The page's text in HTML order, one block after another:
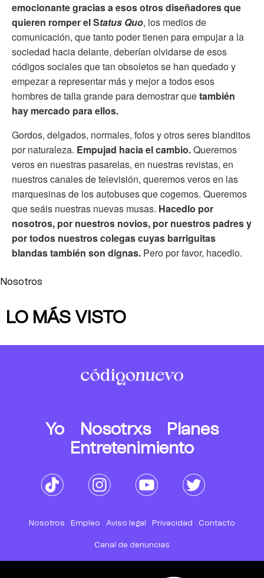
emocionante gracias a esos otros diseñadores que
quieren romper el Status Quo, los medios de
comunicación, que tanto poder tienen para empujar a la
sociedad hacia delante, deberían olvidarse de esos
códigos sociales que tan obsoletos se han quedado y
empezar a representar más y mejor a todos esos
hombres de talla grande para demostrar quetambién
hay mercado para ellos.
Gordos, delgados, normales, fofos y otros seres blanditos
por naturaleza. Empujad hacia el cambio.Queremos
veros en nuestras pasarelas, en nuestras revistas, en
nuestros canales de televisión, queremos veros en las
marquesinas de los autobuses que cogemos. Queremos
que seáis nuestras nuevas musas. Hacedlo por
nosotros, por nuestros novios, por nuestros padres y
por todos nuestros colegas cuyas barriguitas
blandas también son dignas. Pero por favor, hacedlo.
Nosotros
LO MÁS VISTO
Yo Nosotrxs
Planes
Entretenimiento
Nosotros Empleo Aviso legal Privacidad Contacto
Canal de denuncias